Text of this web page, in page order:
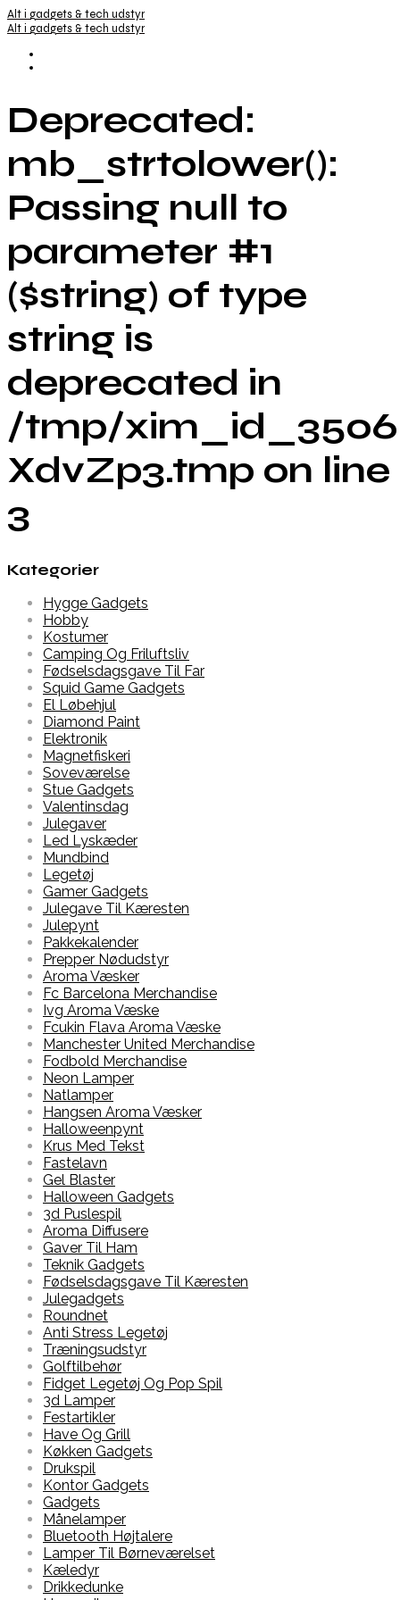
Alt i gadgets & tech udstyr
Alt i gadgets & tech udstyr
Deprecated:
mb_strtolower():
Passing null to
parameter #1
($string) of type
string is
deprecated in
/tmp/
XdvZp3.tmp on line
3
Kategorier
Hygge Gadgets
Hobby
Kostumer
Camping Og Friluftsliv
Fødselsdagsgave Til Far
Squid Game Gadgets
El Løbehjul
Diamond Paint
Elektronik
Magnetfiskeri
Soveværelse
Stue Gadgets
Valentinsdag
Julegaver
Led Lyskæder
Mundbind
Legetøj
Gamer Gadgets
Julegave Til Kæresten
Julepynt
Pakkekalender
Prepper Nødudstyr
Aroma Væsker
Fc Barcelona Merchandise
Ivg Aroma Væske
Fcukin Flava Aroma Væske
Manchester United Merchandise
Fodbold Merchandise
Neon Lamper
Natlamper
Hangsen Aroma Væsker
Halloweenpynt
Krus Med Tekst
Fastelavn
Gel Blaster
Halloween Gadgets
3d Puslespil
Aroma Diffusere
Gaver Til Ham
Teknik Gadgets
Fødselsdagsgave Til Kæresten
Julegadgets
Roundnet
Anti Stress Legetøj
Træningsudstyr
Golftilbehør
Fidget Legetøj Og Pop Spil
3d Lamper
Festartikler
Have Og Grill
Køkken Gadgets
Drukspil
Kontor Gadgets
Gadgets
Månelamper
Bluetooth Højtalere
Lamper Til Børneværelset
Kæledyr
Drikkedunke